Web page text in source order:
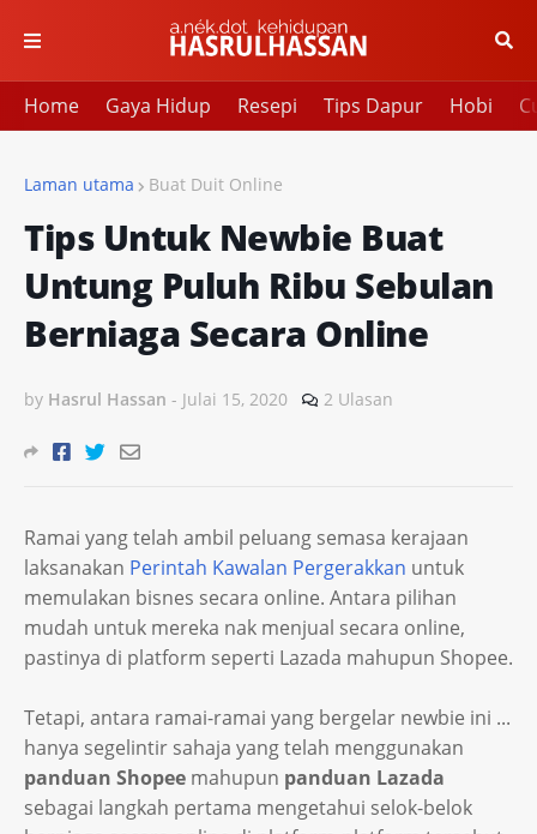
Home Gaya Hidup Resepi Tips Dapur Hobi
Laman utama Buat Duit Online
Tips Untuk Newbie Buat
Untung Puluh Ribu Sebulan
Berniaga Secara Online
by Hasrul Hassan - Julai 15, 2020 2 Ulasan
Ramai yang telah ambil peluang semasa kerajaan
laksanakan Perintah Kawalan Pergerakkan untuk
memulakan bisnes secara online. Antara pilihan
mudah untuk mereka nak menjual secara online,
pastinya di platform seperti Lazada mahupun Shopee.
Tetapi, antara ramai-ramai yang bergelar newbie ini ...
hanya segelintir sahaja yang telah menggunakan
panduan Shopee mahupun panduan Lazada
sebagai langkah pertama mengetahui selok-belok